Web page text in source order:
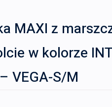
MAXI z
w kolorze
VEGA-S/M